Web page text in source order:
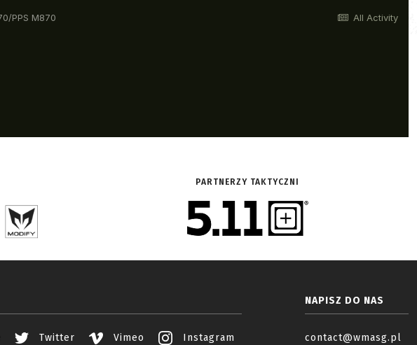
PARTNERZY TAKTYCZNI
Twitter Vimeo Instagram
NAPISZ DO NAS
contact@wmasg.pl